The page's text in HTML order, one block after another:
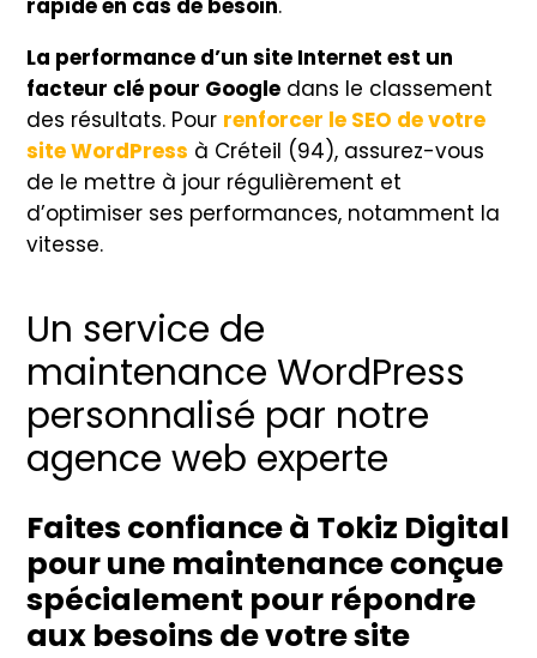
La performance d’un site Internet est un
facteur clé pour Google dans le classement
des résultats. Pour renforcer le SEO de votre
site WordPress à Créteil (94), assurez-vous
de le mettre à jour régulièrement et
d’optimiser ses performances, notamment la
vitesse.
Un service de
maintenance WordPress
personnalisé par notre
agence web experte
Faites confiance à Tokiz Digital
pour une maintenance conçue
spécialement pour répondre
aux besoins de votre site